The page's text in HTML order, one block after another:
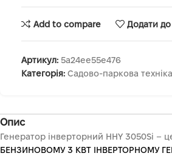
Add to compare Додати
Артикул: 5a24ee55e476
Категорія: Садово-паркова техніка
Опис
Генератор інверторний HHY 3050Si –
БЕНЗИНОВОМУ 3 КВТ ІНВЕРТОРНОМУ